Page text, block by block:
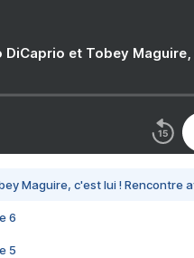
DiCaprio et Tobey
Maguire, c'est lui ! Rencontre
6
5